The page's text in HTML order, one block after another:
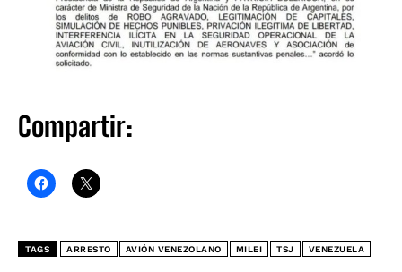
Compartir:
TAGS ARRESTO AVIÓN VENEZOLANO MILEI TSJ VENEZUELA